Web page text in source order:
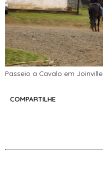
Passeio a Cavalo em Joinville
COMPARTILHE